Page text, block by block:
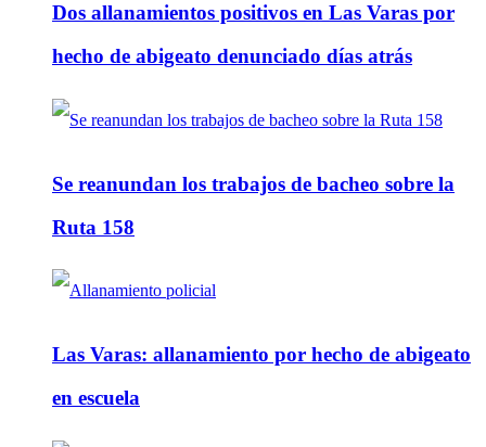
Dos allanamientos positivos en Las Varas por
hecho de abigeato denunciado días atrás
Se reanundan los trabajos de bacheo sobre la
Ruta 158
Las Varas: allanamiento por hecho de abigeato
en escuela